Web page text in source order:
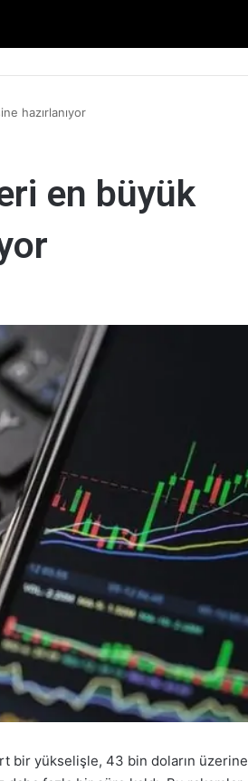
hazırlanıyor
en büyük
bir yükselişle, 43 bin doların üzerine